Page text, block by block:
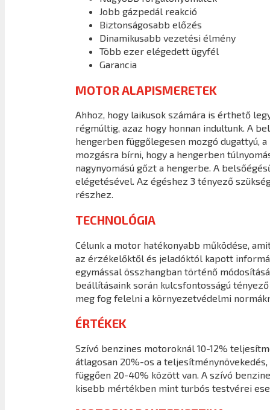
Jobb gázpedál reakció
Biztonságosabb előzés
Dinamikusabb vezetési élmény
Több ezer elégedett ügyfél
Garancia
MOTOR ALAPISMERETEK
Ahhoz, hogy laikusok számára is érthető
régmúltig, azaz hogy honnan indultunk. A
hengerben függőlegesen mozgó dugattyú,
mozgásra bírni, hogy a hengerben
nagynyomású gőzt a hengerbe. A
elégetésével. Az égéshez 3 tényező
részhez.
TECHNOLÓGIA
Célunk a motor hatékonyabb működése,
az érzékelőktől és jeladóktól kapott
egymással összhangban történő
beállításaink során kulcsfontosságú
meg fog felelni a környezetvédelmi
ÉRTÉKEK
Szívó benzines motoroknál 10-12%
átlagosan 20%-os a
függően 20-40% között van. A szívó
kisebb mértékben mint turbós testvérei